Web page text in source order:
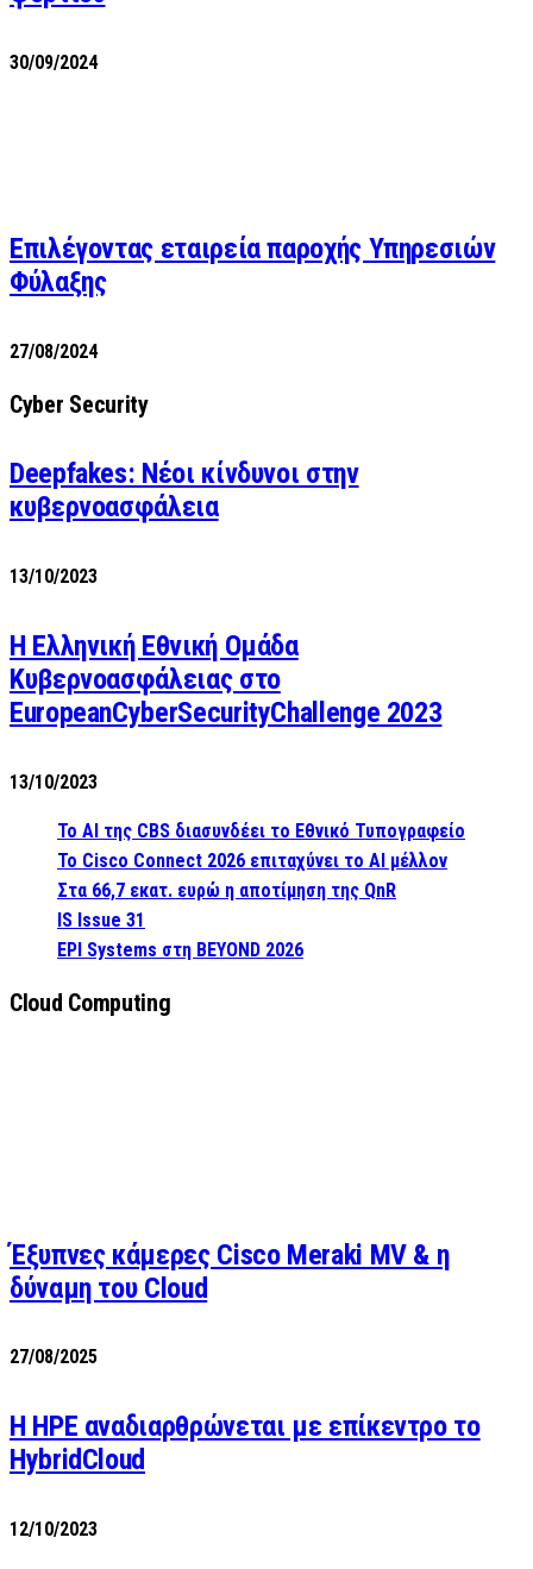
30/09/2024
Επιλέγοντας εταιρεία παροχής Υπηρεσιών
Φύλαξης
27/08/2024
Cyber Security
Deepfakes: Νέοι κίνδυνοι στην
κυβερνοασφάλεια
13/10/2023
Η Ελληνική Εθνική Ομάδα
Κυβερνοασφάλειας στο
EuropeanCyberSecurityChallenge 2023
13/10/2023
Το AI της CBS διασυνδέει το Εθνικό Τυπογραφείο
Το Cisco Connect 2026 επιταχύνει το AI μέλλον
Στα 66,7 εκατ. ευρώ η αποτίμηση της QnR
IS Issue 31
EPI Systems στη BEYOND 2026
Cloud Computing
Έξυπνες κάμερες Cisco Meraki MV & η
δύναμη του Cloud
27/08/2025
H HPE αναδιαρθρώνεται με επίκεντρο το
HybridCloud
12/10/2023